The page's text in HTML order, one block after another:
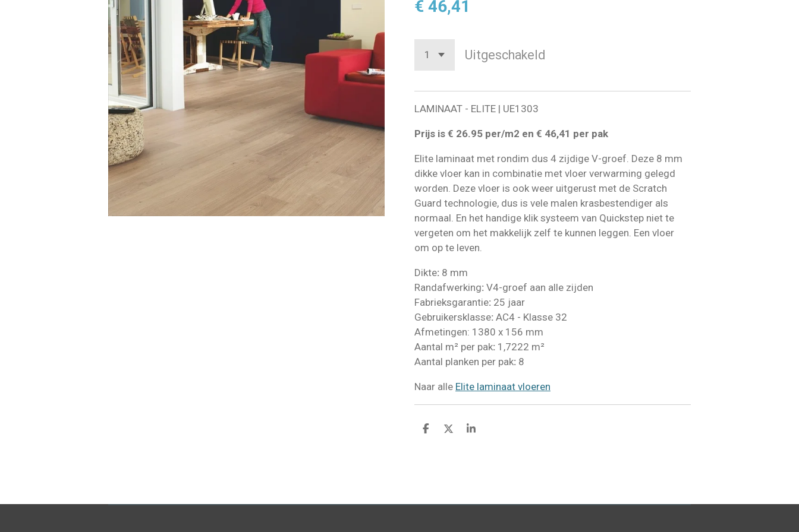
€ 46,41
Uitgeschakeld
LAMINAAT - ELITE | UE1303
Prijs is € 26.95 per/m2 en € 46,41 per pak
Elite laminaat met rondim dus 4 zijdige V-groef. Deze 8 mm
dikke vloer kan in combinatie met vloer verwarming gelegd
worden. Deze vloer is ook weer uitgerust met de Scratch
Guard technologie, dus is vele malen krasbestendiger als
normaal. En het handige klik systeem van Quickstep niet te
vergeten om het makkelijk zelf te kunnen leggen. Een vloer
om op te leven.
Dikte: 8 mm
Randafwerking: V4-groef aan alle zijden
Fabrieksgarantie: 25 jaar
Gebruikersklasse: AC4 - Klasse 32
Afmetingen: 1380 x 156 mm
Aantal m² per pak: 1,7222 m²
Aantal planken per pak: 8
Naar alle Elite laminaat vloeren
D
D
S